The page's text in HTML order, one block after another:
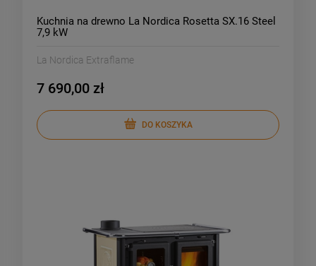
Kuchnia na drewno La Nordica Rosetta SX.16 Steel
7,9 kW
La Nordica Extraflame
7 690,00 zł
DO KOSZYKA